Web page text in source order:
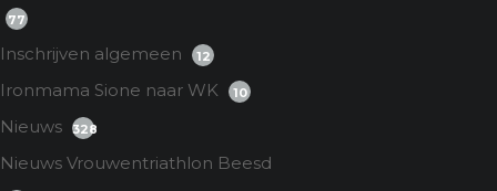
77
Inschrijven algemeen 12
Ironmama Sione naar WK 10
Nieuws 328
Nieuws Vrouwentriathlon Beesd